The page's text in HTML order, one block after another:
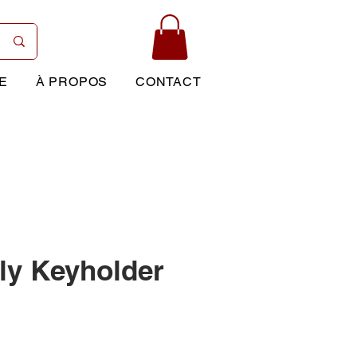
À PROPOS CONTACT
Keyholder